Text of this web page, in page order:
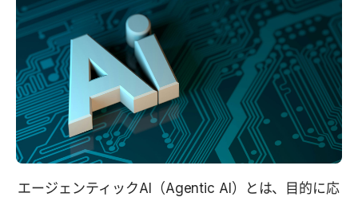
エージェンティックAI（Agentic AI）とは、目的に応